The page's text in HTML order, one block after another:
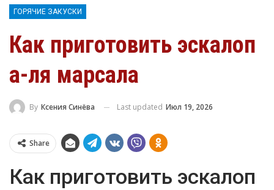
ГОРЯЧИЕ ЗАКУСКИ
Как приготовить эскалоп
а-ля марсала
By Ксения Синёва Last updated Июл 19, 2026
Share
Как приготовить эскалоп